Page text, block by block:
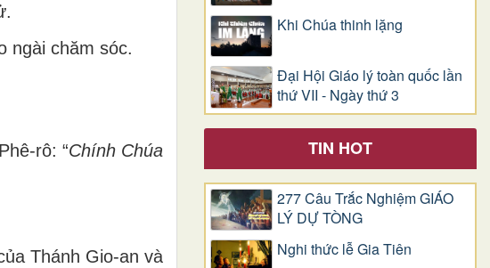
ngài chăm sóc.
rô: “Chính Chúa
Thánh Gio-an và
Khi Chúa thinh lặng
Đại Hội Giáo lý toàn quốc lần
thứ VII - Ngày thứ 3
TIN HOT
277 Câu Trắc Nghiệm GIÁO
LÝ DỰ TÒNG
Nghi thức lễ Gia Tiên